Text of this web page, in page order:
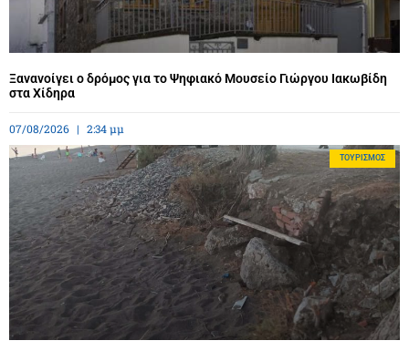
Ξανανοίγει ο δρόμος για το Ψηφιακό Μουσείο Γιώργου Ιακωβίδη
στα Χίδηρα
07/08/2026 2:34 μμ
ΤΟΥΡΙΣΜΌΣ